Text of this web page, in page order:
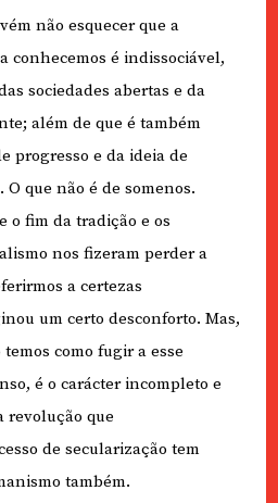
não esquecer que a
conhecemos é indissociável,
sociedades abertas e da
além de que é também
progresso e da ideia de
que não é de somenos.
o fim da tradição e os
nos fizeram perder a
a certezas
um certo desconforto. Mas,
como fugir a esse
é o carácter incompleto e
revolução que
de secularização tem
também.